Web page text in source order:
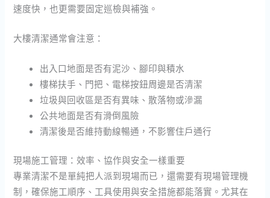
速度快，也更需要固定巡檢與補強。
大樓清潔通常會注意：
出入口地面是否有泥沙、腳印與積水
樓梯扶手、門把、電梯按鈕周邊是否清潔
垃圾與回收區是否有異味、散落物或滲漏
公共地面是否有滑倒風險
清潔後是否維持動線暢通，不影響住戶通行
現場施工管理：效率、協作與安全一樣重要
專業清潔不是單純把人派到現場而已，還需要有現場管理機
制，確保施工順序、工具使用與安全措施都能落實。尤其在